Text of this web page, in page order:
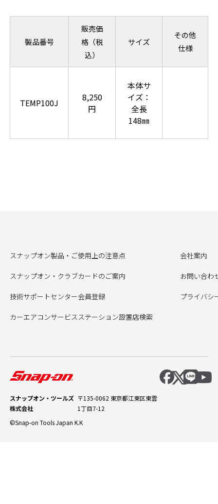
製品番号
販売価
格（税
込）
サイズ
その他
仕様
TEMP100J
8,250
円
本体サ
イズ：
全長
148㎜
スナップオン製品・ご使用上の注意点
スナップオン・クラブカードのご案内
技術サポートセンター会員登録
カーエアコンサービスステーション設置店検索
会社案内
お問い合わ
プライバシ
スナップオン・ツールズ
株式会社
〒135-0062 東京都江東区東雲
1丁目7-12
©Snap-on Tools Japan K.K